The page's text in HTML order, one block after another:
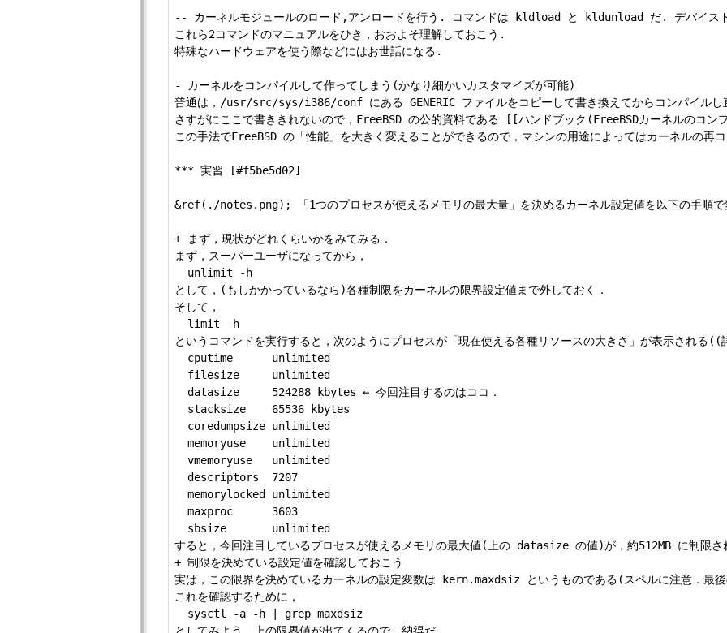
-- カーネルモジュールのロード,アンロードを行う. コマンドは kldload と kldunload だ. デバイスド
これら2コマンドのマニュアルをひき，おおよそ理解しておこう.
特殊なハードウェアを使う際などにはお世話になる.
- カーネルをコンパイルして作ってしまう(かなり細かいカスタマイズが可能)
普通は，/usr/src/sys/i386/conf にある GENERIC ファイルをコピーして書き換えてからコンパイルし
さすがにここで書ききれないので，FreeBSD の公的資料である [[ハンドブック(FreeBSDカーネ
この手法でFreeBSD の「性能」を大きく変えることができるので，マシンの用途によってはカーネルの再
*** 実習 [#f5be5d02]
&ref(./notes.png); 「1つのプロセスが使えるメモリの最大量」を決めるカーネル設定値を以下の手順で
+ まず，現状がどれくらいかをみてみる．
まず，スーパーユーザになってから，
  unlimit -h
として，(もしかかっているなら)各種制限をカーネルの限界設定値まで外しておく．
そして，
  limit -h
というコマンドを実行すると，次のようにプロセスが「現在使える各種リソースの大きさ」が表示さ
  cputime      unlimited
  filesize     unlimited
  datasize     524288 kbytes ← 今回注目するのはココ．
  stacksize    65536 kbytes
  coredumpsize unlimited
  memoryuse    unlimited
  vmemoryuse   unlimited
  descriptors  7207
  memorylocked unlimited
  maxproc      3603
  sbsize       unlimited
すると，今回注目しているプロセスが使えるメモリの最大値(上の datasize の値)が，約512MB に制限
+ 制限を決めている設定値を確認しておこう
実は，この限界を決めているカーネルの設定変数は kern.maxdsiz というものである(スペルに注意．最
これを確認するために，
  sysctl -a -h | grep maxdsiz